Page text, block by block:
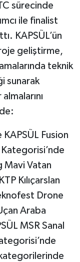
sürecinde
ile finalist
KAPSÜL’ün
geliştirme,
teknik
sunarak
Fusion
Mavi Vatan
Kılıçarslan
Drone
Araba
MSR Sanal